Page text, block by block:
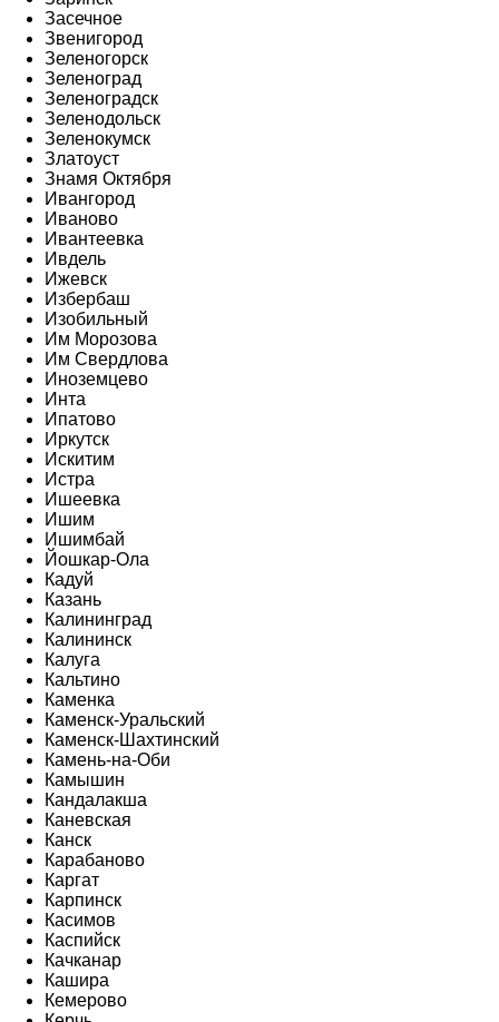
Засечное
Звенигород
Зеленогорск
Зеленоград
Зеленоградск
Зеленодольск
Зеленокумск
Златоуст
Знамя Октября
Ивангород
Иваново
Ивантеевка
Ивдель
Ижевск
Избербаш
Изобильный
Им Морозова
Им Свердлова
Иноземцево
Инта
Ипатово
Иркутск
Искитим
Истра
Ишеевка
Ишим
Ишимбай
Йошкар-Ола
Кадуй
Казань
Калининград
Калининск
Калуга
Кальтино
Каменка
Каменск-Уральский
Каменск-Шахтинский
Камень-на-Оби
Камышин
Кандалакша
Каневская
Канск
Карабаново
Каргат
Карпинск
Касимов
Каспийск
Качканар
Кашира
Кемерово